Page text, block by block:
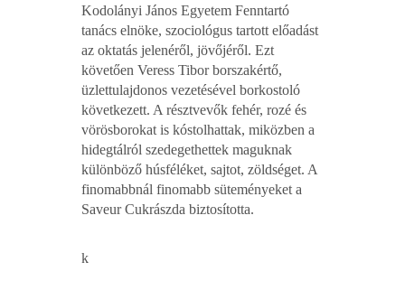
Kodolányi János Egyetem Fenntartó
tanács elnöke, szociológus tartott előadást
az oktatás jelenéről, jövőjéről. Ezt
követően Veress Tibor borszakértő,
üzlettulajdonos vezetésével borkostoló
következett. A résztvevők fehér, rozé és
vörösborokat is kóstolhattak, miközben a
hidegtálról szedegethettek maguknak
különböző húsféléket, sajtot, zöldséget. A
finomabbnál finomabb süteményeket a
Saveur Cukrászda biztosította.
k